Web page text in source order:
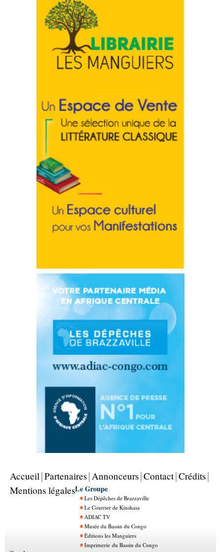
Accueil Partenaires Annonceurs Contact Crédits
Mentions légalesLe Groupe
Les Dépêches de Brazzaville
Le Courrier de Kinshasa
ADIAC TV
Musée du Bassin du Congo
Éditions les Manguiers
Imprimerie du Bassin du Congo